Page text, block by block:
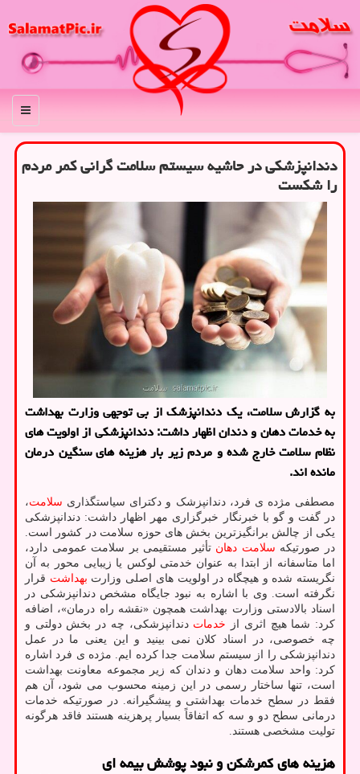
منو
دندانپزشکی در حاشیه سیستم سلامت گرانی کمر مردم
را شکست
به گزارش سلامت، یک دندانپزشک از بی توجهی وزارت بهداشت
به خدمات دهان و دندان اظهار داشت: دندانپزشکی از اولویت های
نظام سلامت خارج شده و مردم زیر بار هزینه های سنگین درمان
مانده اند.
مصطفی مژده ی فرد، دندانپزشک و دکترای سیاستگذاری سلامت،
در گفت و گو با خبرنگار خبرگزاری مهر اظهار داشت: دندانپزشکی
یکی از چالش برانگیزترین بخش های حوزه سلامت در کشور است.
در صورتیکه سلامت دهان تأثیر مستقیمی بر سلامت عمومی دارد،
اما متاسفانه از ابتدا به عنوان خدمتی لوکس یا زیبایی محور به آن
نگریسته شده و هیچگاه در اولویت های اصلی وزارت بهداشت قرار
نگرفته است. وی با اشاره به نبود جایگاه مشخص دندانپزشکی در
اسناد بالادستی وزارت بهداشت همچون «نقشه راه درمان»، اضافه
کرد: شما هیچ اثری از خدمات دندانپزشکی، چه در بخش دولتی و
چه خصوصی، در اسناد کلان نمی بینید و این یعنی ما در عمل
دندانپزشکی را از سیستم سلامت جدا کرده ایم. مژده ی فرد اشاره
کرد: واحد سلامت دهان و دندان که زیر مجموعه معاونت بهداشت
است، تنها ساختار رسمی در این زمینه محسوب می شود، آن هم
فقط در سطح خدمات بهداشتی و پیشگیرانه. در صورتیکه خدمات
درمانی سطح دو و سه که اتفاقاً بسیار پرهزینه هستند فاقد هرگونه
تولیت مشخصی هستند.
هزینه های کمرشکن و نبود پوشش بیمه ای